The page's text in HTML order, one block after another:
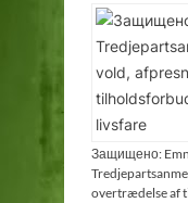
Защищено:
overtrædelse af